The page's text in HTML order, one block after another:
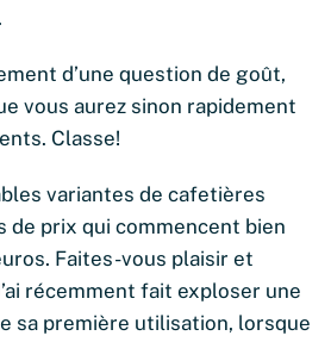
d’une question de goût,
vous aurez sinon rapidement
Classe!
variantes de cafetières
de prix qui commencent bien
Faites-vous plaisir et
récemment fait exploser une
sa première utilisation, lorsque